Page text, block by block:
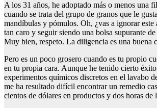
A los 31 años, he adoptado más o menos una
cuando se trata del grupo de granos que le
mandíbulas y pómulos. Oh, ¿vas a ignorar este
tan caro y seguir siendo una bolsa supurante
Muy bien, respeto. La diligencia es una buena
Pero es un poco grosero cuando es tu propio
en tu propia cara. Aunque he tenido cierto
experimentos químicos discretos en el lavabo
me ha resultado difícil encontrar un remedio
cientos de dólares en productos y dos horas de